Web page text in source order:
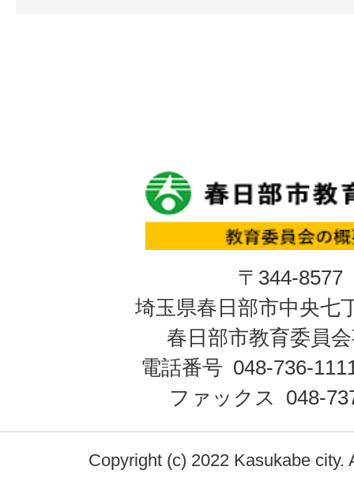
〒344-8577
埼玉県春日部市中央七
春日部市教育委員
電話番号 048-736-
ファックス 048-
Copyright (c) 2022 Kasukabe city.